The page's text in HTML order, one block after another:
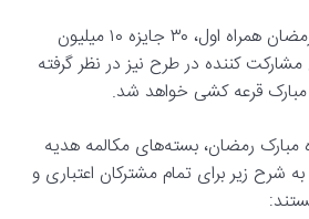
در طرح ویژه ماه مبارک رمضان همراه اول، ۳۰ جایزه ۱۰ میلیون
کننده در طرح نیز در نظر گرفته
مبارک قرعه کشی خواهد شد.
مبارک رمضان، بسته‌های مکالمه هدیه
شرح زیر برای تمام مشترکان اعتباری و